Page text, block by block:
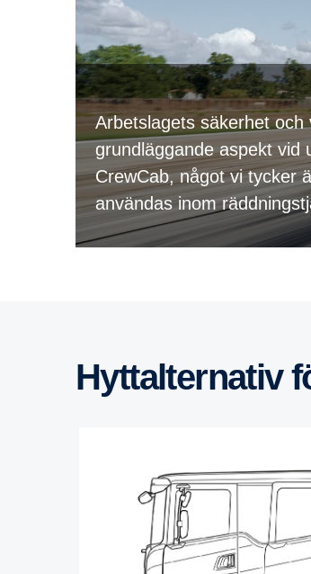
Arbetslagets säkerhet och
grundläggande aspekt vid
CrewCab, något vi tycker
användas inom
Hyttal­ter­nativ